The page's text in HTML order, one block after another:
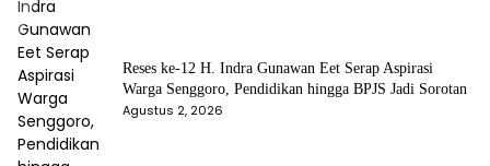
Reses ke-12 H. Indra Gunawan Eet Serap Aspirasi
Warga Senggoro, Pendidikan hingga BPJS Jadi Sorotan
Agustus 2, 2026